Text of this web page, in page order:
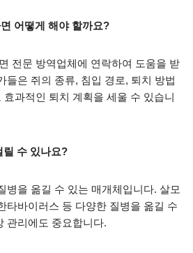
어떻게 해야 할까요?
전문 방역업체에 연락하여 도움을 받
들은 쥐의 종류, 침입 경로, 퇴치 방법
과적인 퇴치 계획을 세울 수 있습니
릴 수 있나요?
병을 옮길 수 있는 매개체입니다. 살모
타바이러스 등 다양한 질병을 옮길 수
관리에도 중요합니다.